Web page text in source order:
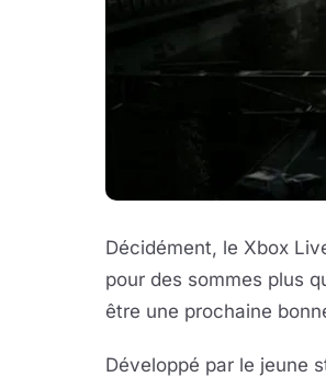
Décidément, le Xbox
pour des sommes plus
être une prochaine
Développé par le jeune